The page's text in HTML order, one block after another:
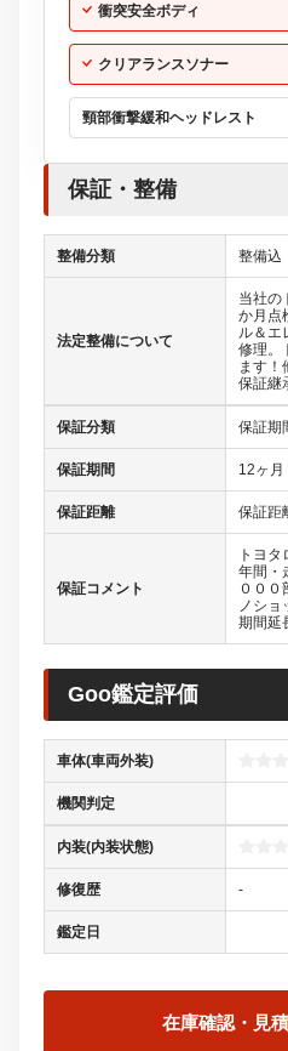
衝突安全ボディ
クリアランスソナー
頸部衝撃緩和ヘッドレスト
保証・整備
整備分類 整備込
法定整備について
当社の
か月点
ル＆エ
修理。
ます！
保証継
保証分類 保証期
保証期間 12ヶ月
保証距離 保証距
保証コメント
トヨ
年間・
０００
ノシ
期間延
Goo鑑定評価
車体(車両外装)
機関判定
内装(内装状態)
修復歴 -
鑑定日
在庫確認・見